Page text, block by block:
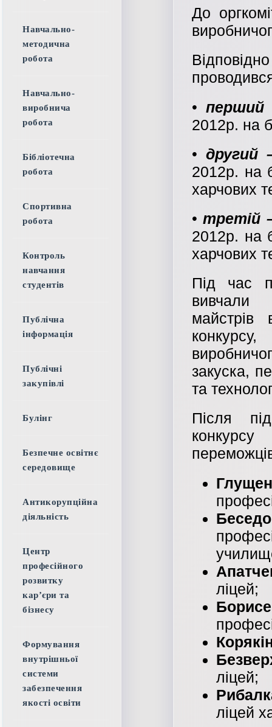
До
• перший
2012р. на
• другий
2012р. на
харчових
•третій
2012р. на
харчових
Під час
вивчали
майстрів
закуска,
та
Після
ліцей;
ліцей;
ліцей
Навчально-
методична
робота
Навчально-
виробнича
робота
Бібліотечна
робота
Спортивна
робота
Контроль
навчання
студентів
Публічна
інформація
Публічні
закупівлі
Булінг
Безпечне освітнє
середовище
Антикорупційна
діяльність
Центр
професійного
розвитку
кар’єри та
бізнесу
Формування
внутрішньої
системи
забезпечення
якості освіти